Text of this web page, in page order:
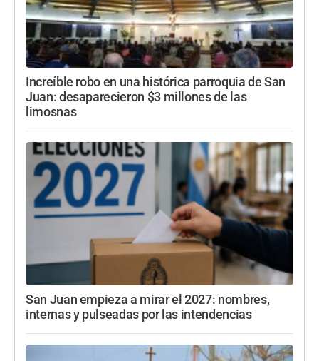
Increíble robo en una histórica parroquia de San
Juan: desaparecieron $3 millones de las
limosnas
San Juan empieza a mirar el 2027: nombres,
internas y pulseadas por las intendencias